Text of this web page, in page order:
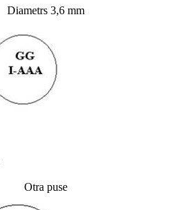
Diametrs 3,6 mm
Otra puse